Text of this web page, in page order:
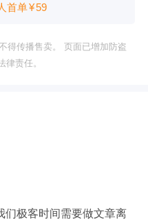
⾸单¥59
得传播售卖。 页面已增加防盗
责任。
们极客时间需要做文章离